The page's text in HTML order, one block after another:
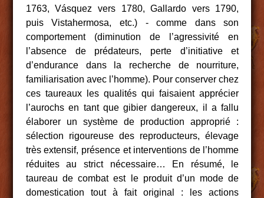
1763, Vásquez vers 1780, Gallardo vers 1790,
puis Vistahermosa, etc.) ‑ comme dans son
comportement (diminution de l’agressivité en
l’absence de prédateurs, perte d’initiative et
d’endurance dans la recherche de nourriture,
familiarisation avec l’homme). Pour conserver chez
ces taureaux les qualités qui faisaient apprécier
l’aurochs en tant que gibier dangereux, il a fallu
élaborer un système de production approprié :
sélection rigoureuse des reproducteurs, élevage
très extensif, présence et interventions de l’homme
réduites au strict nécessaire… En résumé, le
taureau de combat est le produit d’un mode de
domestication tout à fait original : les actions